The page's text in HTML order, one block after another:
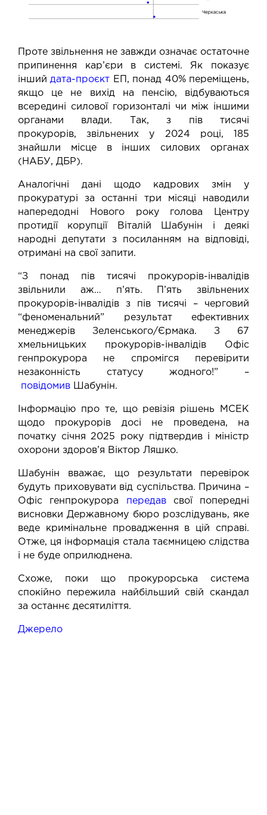
Проте звільнення не завжди означає остаточне
припинення кар’єри в системі. Як показує
інший дата-проєкт ЕП, понад 40% переміщень,
якщо це не вихід на пенсію, відбуваються
всередині силової горизонталі чи між іншими
органами влади. Так, з пів тисячі
прокурорів, звільнених у 2024 році, 185
знайшли місце в інших силових органах
(НАБУ, ДБР).
Аналогічні дані щодо кадрових змін у
прокуратурі за останні три місяці наводили
напередодні Нового року голова Центру
протидії корупції Віталій Шабунін і деякі
народні депутати з посиланням на відповіді,
отримані на свої запити.
“З понад пів тисячі прокурорів-інвалідів
звільнили аж… п’ять. П’ять звільнених
прокурорів-інвалідів з пів тисячі – черговий
“феноменальний” результат ефективних
менеджерів Зеленського/Єрмака. З 67
хмельницьких прокурорів-інвалідів Офіс
генпрокурора не спромігся перевірити
незаконність статусу жодного!” –
повідомив Шабунін.
Інформацію про те, що ревізія рішень МСЕК
щодо прокурорів досі не проведена, на
початку січня 2025 року підтвердив і міністр
охорони здоров’я Віктор Ляшко.
Шабунін вважає, що результати перевірок
будуть приховувати від суспільства. Причина –
Офіс генпрокурора передав
свої попередні
висновки Державному бюро розслідувань, яке
веде кримінальне провадження в цій справі.
Отже, ця інформація стала таємницею слідства
і не буде оприлюднена.
Схоже, поки що прокурорська система
спокійно пережила найбільший свій скандал
за останнє десятиліття.
Джерело